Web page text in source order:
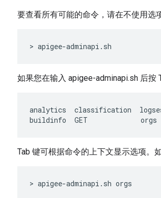
要查看所有可能的命令，请在不使用选
> apigee-adminapi.sh
如果您在输入 apigee-adminapi.sh 后按
analytics classification
buildinfo
GET orgs
Tab 键可根据命令的上下文显示选项。
> apigee-adminapi.sh orgs